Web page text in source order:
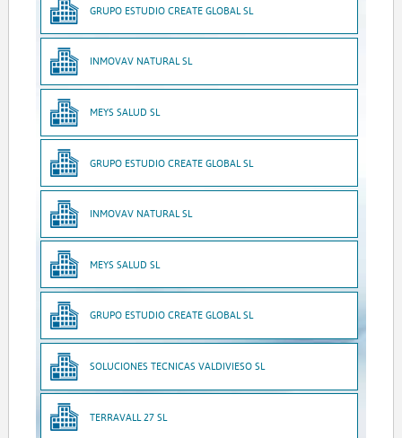
GRUPO ESTUDIO CREATE GLOBAL SL
INMOVAV NATURAL SL
MEYS SALUD SL
GRUPO ESTUDIO CREATE GLOBAL SL
INMOVAV NATURAL SL
MEYS SALUD SL
GRUPO ESTUDIO CREATE GLOBAL SL
SOLUCIONES TECNICAS VALDIVIESO SL
TERRAVALL 27 SL